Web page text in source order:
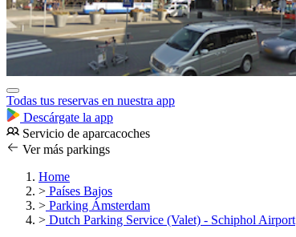
Todas tus reservas en nuestra app
Descárgate la app
Servicio de aparcacoches
Ver más parkings
Home
> Países Bajos
> Parking Ámsterdam
> Dutch Parking Service (Valet) - Schiphol Airport